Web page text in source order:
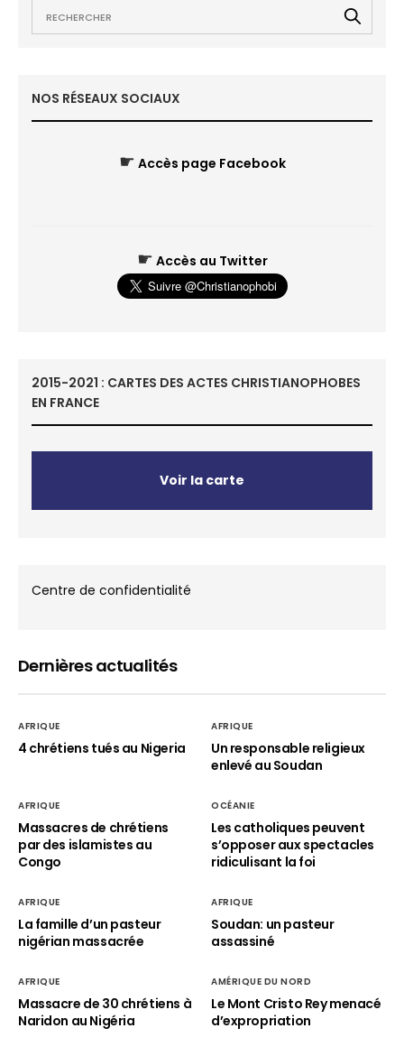
NOS RÉSEAUX SOCIAUX
☛ Accès page Facebook
☛ Accès au Twitter
2015-2021 : CARTES DES ACTES CHRISTIANOPHOBES
EN FRANCE
Voir la carte
Centre de confidentialité
Dernières actualités
AFRIQUE
4 chrétiens tués au Nigeria
AFRIQUE
Un responsable religieux
enlevé au Soudan
AFRIQUE
Massacres de chrétiens
par des islamistes au
Congo
OCÉANIE
Les catholiques peuvent
s’opposer aux spectacles
ridiculisant la foi
AFRIQUE
La famille d’un pasteur
nigérian massacrée
AFRIQUE
Soudan: un pasteur
assassiné
AFRIQUE
Massacre de 30 chrétiens à
Naridon au Nigéria
AMÉRIQUE DU NORD
Le Mont Cristo Rey menacé
d’expropriation